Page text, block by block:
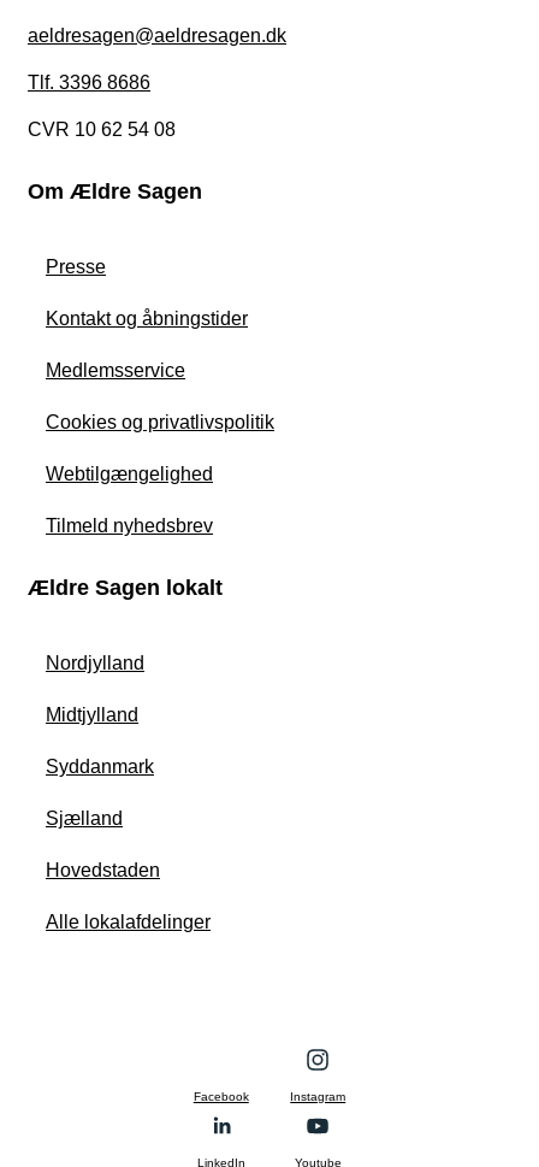
aeldresagen@aeldresagen.dk
Tlf. 3396 8686
CVR 10 62 54 08
Om Ældre Sagen
Presse
Kontakt og åbningstider
Medlemsservice
Cookies og privatlivspolitik
Webtilgængelighed
Tilmeld nyhedsbrev
Ældre Sagen lokalt
Nordjylland
Midtjylland
Syddanmark
Sjælland
Hovedstaden
Alle lokalafdelinger
Facebook Instagram
LinkedIn Youtube